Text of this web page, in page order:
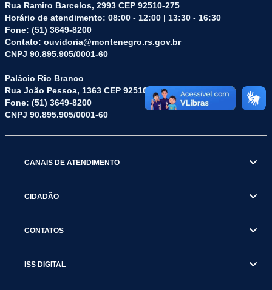
Rua Ramiro Barcelos, 2993 CEP 92510-275
Horário de atendimento: 08:00 - 12:00 | 13:30 - 16:30
Fone: (51) 3649-8200
Contato: ouvidoria@montenegro.rs.gov.br
CNPJ 90.895.905/0001-60
Palácio Rio Branco
Rua João Pessoa, 1363 CEP 92510-045
Fone: (51) 3649-8200
CNPJ 90.895.905/0001-60
CANAIS DE ATENDIMENTO
CIDADÃO
CONTATOS
ISS DIGITAL